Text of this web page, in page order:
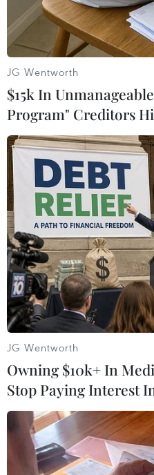
Công tác tìm kiếm người
AFP/
Ngày 24/6, Cơ quan
báo ít nhất 8 công
người bị thương và 5
tích t​ại một hầm khai
trong một vụ nổ khí
Cundinamarca, miền
này.
Theo thông báo, vụ tai
khai thác than thủ
khoảng 50km và là
JG Wentworth
$15k In
Program" Creditors
JG Wentworth
Owning $10k+ In
Stop Paying Interest